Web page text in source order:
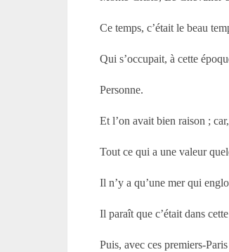
Ce temps, c’était le beau
Qui s’occupait, à cette
Personne.
Et l’on avait bien raison ;
Tout ce qui a une valeur
Il n’y a qu’une mer qui
Il paraît que c’était dans
Puis, avec ces premiers-